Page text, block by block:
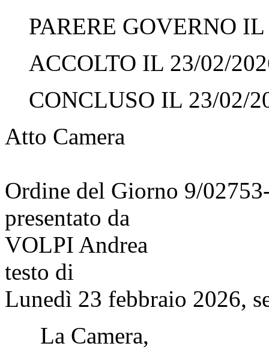
PARERE GOVERNO
ACCOLTO IL 23/02/
CONCLUSO IL 23/02/
Atto Camera
Ordine del Giorno 9/
presentato da
VOLPI Andrea
testo di
Lunedì 23 febbraio 2026,
La Camera,